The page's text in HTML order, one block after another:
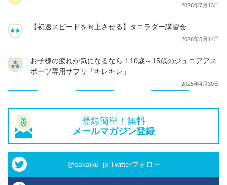
2026年7月13日
【初速スピードを向上させる】タニラダー講習会
2026年5月14日
お子様の疲れが気になるなら！10歳～15歳のジュニアアス
ポーツ専用サプリ「キレキレ」
2025年4月30日
登録簡単！無料
メールマガジン登録
@sakaiku_jp Twitterフォロー